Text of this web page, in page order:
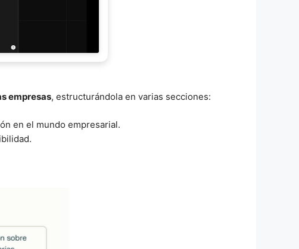
empresas, estructurándola en varias secciones:
en el mundo empresarial.